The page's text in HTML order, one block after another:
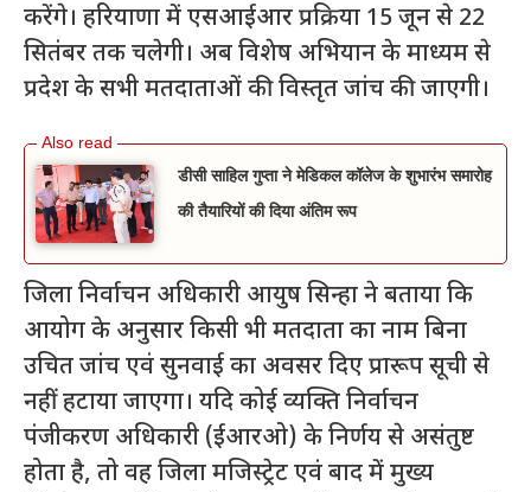
करेंगे। हरियाणा में एसआईआर प्रक्रिया 15 जून से 22
सितंबर तक चलेगी। अब विशेष अभियान के माध्यम से
प्रदेश के सभी मतदाताओं की विस्तृत जांच की जाएगी।
डीसी साहिल गुप्ता ने मेडिकल कॉलेज के शुभारंभ समारोह
की तैयारियों की दिया अंतिम रूप
जिला निर्वाचन अधिकारी आयुष सिन्हा ने बताया कि
आयोग के अनुसार किसी भी मतदाता का नाम बिना
उचित जांच एवं सुनवाई का अवसर दिए प्रारूप सूची से
नहीं हटाया जाएगा। यदि कोई व्यक्ति निर्वाचन
पंजीकरण अधिकारी (ईआरओ) के निर्णय से असंतुष्ट
होता है, तो वह जिला मजिस्ट्रेट एवं बाद में मुख्य